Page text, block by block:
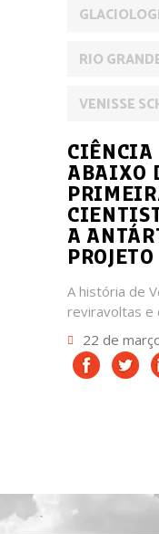
RIO
VENISSE
CIÊNCIA
ABAIXO
A
A história de
reviravoltas e
22 de